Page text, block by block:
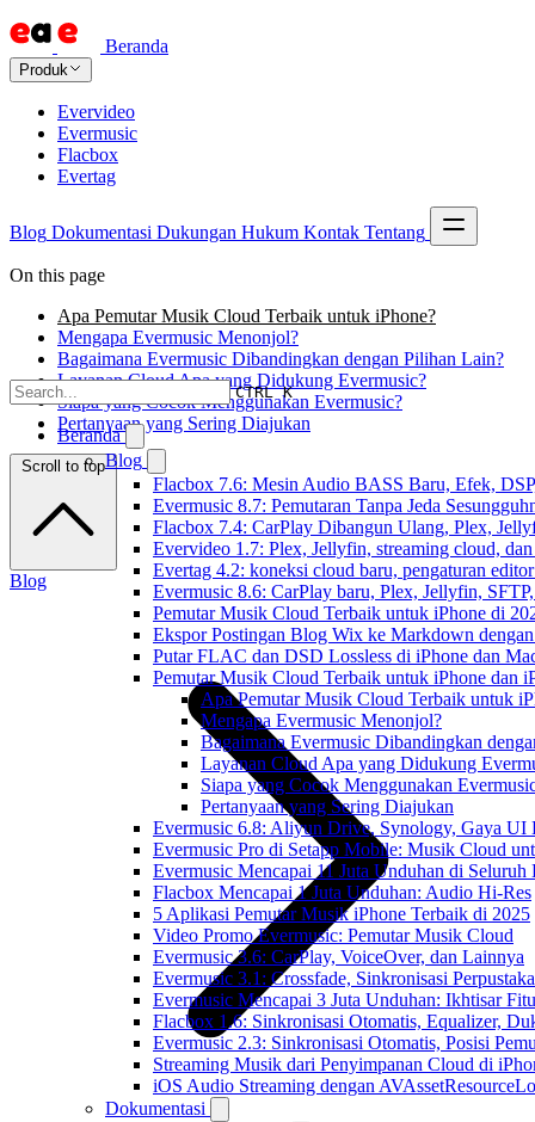
Beranda
Produk
Evervideo
Evermusic
Flacbox
Evertag
Blog Dokumentasi Dukungan Hukum Kontak Tentang
CTRL K
Beranda
Blog
Flacbox 7.6: Mesin Audio BASS Baru, Efek,
Evermusic 8.7: Pemutaran Tanpa Jeda
Flacbox 7.4: CarPlay Dibangun Ulang, Plex,
Evervideo 1.7: Plex, Jellyfin, streaming cloud,
Evertag 4.2: koneksi cloud baru, pengaturan
Evermusic 8.6: CarPlay baru, Plex, Jellyfin,
Pemutar Musik Cloud Terbaik untuk iPhone di
Ekspor Postingan Blog Wix ke Markdown
Putar FLAC dan DSD Lossless di iPhone dan
Pemutar Musik Cloud Terbaik untuk iPhone dan
Apa Pemutar Musik Cloud Terbaik untuk
Mengapa Evermusic Menonjol?
Bagaimana Evermusic Dibandingkan
Layanan Cloud Apa yang Didukung
Siapa yang Cocok Menggunakan
Pertanyaan yang Sering Diajukan
Evermusic 6.8: Aliyun Drive, Synology, Gaya UI
Evermusic Pro di Setapp Mobile: Musik Cloud
Evermusic Mencapai 11 Juta Unduhan di Seluruh
Flacbox Mencapai 1 Juta Unduhan: Audio Hi-Res
5 Aplikasi Pemutar Musik iPhone Terbaik di 2025
Video Promo Evermusic: Pemutar Musik Cloud
Evermusic 3.6: CarPlay, VoiceOver, dan Lainnya
Evermusic 3.1: Crossfade, Sinkronisasi
Evermusic Mencapai 3 Juta Unduhan: Ikhtisar
Flacbox 1.6: Sinkronisasi Otomatis, Equalizer,
Evermusic 2.3: Sinkronisasi Otomatis, Posisi
Streaming Musik dari Penyimpanan Cloud di
iOS Audio Streaming dengan
Dokumentasi
On this page
Apa Pemutar Musik Cloud Terbaik untuk iPhone?
Mengapa Evermusic Menonjol?
Bagaimana Evermusic Dibandingkan dengan Pilihan Lain?
Layanan Cloud Apa yang Didukung Evermusic?
Siapa yang Cocok Menggunakan Evermusic?
Pertanyaan yang Sering Diajukan
Scroll to top
Blog